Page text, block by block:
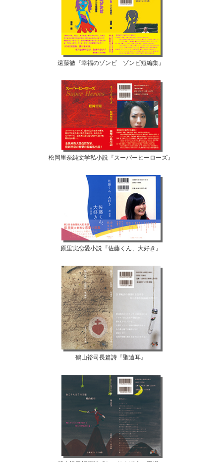
遠藤徹『幸福のゾンビ ゾンビ短編集』
松岡里奈純文学私小説『スーパーヒーローズ』
原里実恋愛小説『佐藤くん、大好き』
鶴山裕司長篇詩『聖遠耳』